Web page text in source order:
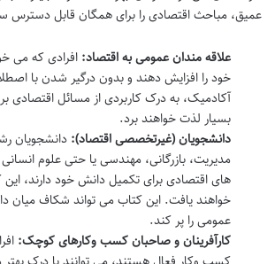
عمیق، مباحث اقتصادی را برای همگان قابل دسترس
علاقه مندان عمومی به اقتصاد: افرادی که می
خود را افزایش دهند و بدون درگیر شدن با
آکادمیک، به درک کاربردی از مسائل اقتصادی
بسیار لذت خواهند برد.
دانشجویان (غیرتخصصی اقتصاد): دانشجویان
مدیریت، بازرگانی، مهندسی یا حتی علوم انسانی
های اقتصادی برای تکمیل دانش خود دارند، این
خواهند یافت. این کتاب می تواند شکاف
عمومی را پر کند.
کارآفرینان و صاحبان کسب وکارهای کوچک: